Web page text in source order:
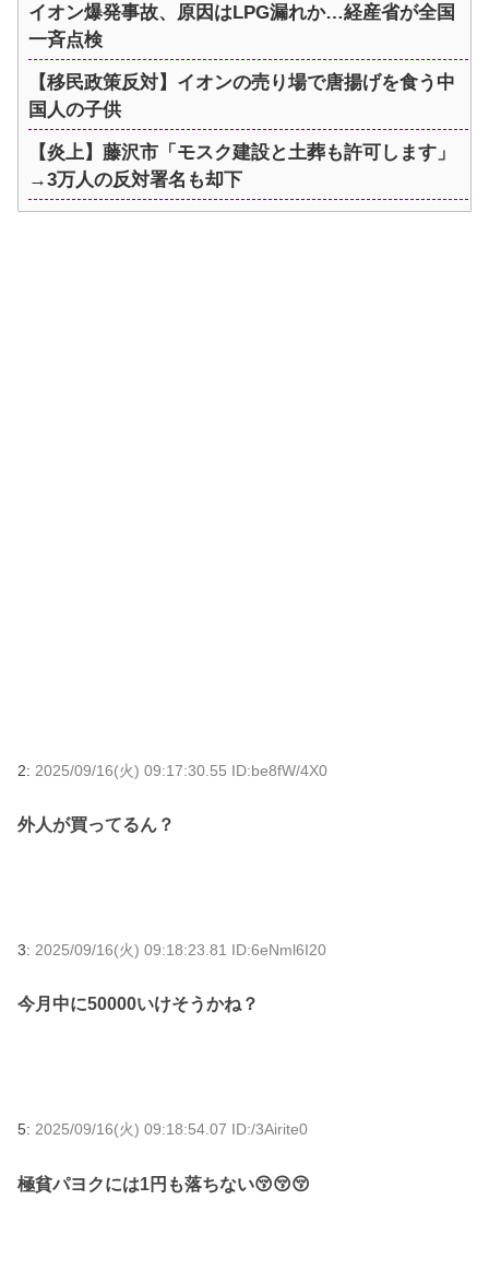
イオン爆発事故、原因はLPG漏れか…経産省が全国
一斉点検
【移民政策反対】イオンの売り場で唐揚げを食う中
国人の子供
【炎上】藤沢市「モスク建設と土葬も許可します」
→3万人の反対署名も却下
2: 2025/09/16(火) 09:17:30.55 ID:be8fW/4X0
外人が買ってるん？
3: 2025/09/16(火) 09:18:23.81 ID:6eNml6I20
今月中に50000いけそうかね？
5: 2025/09/16(火) 09:18:54.07 ID:/3Airite0
極貧パヨクには1円も落ちない😚😚😚